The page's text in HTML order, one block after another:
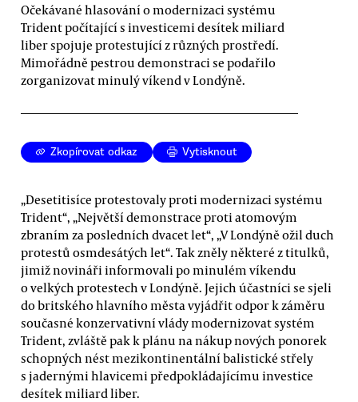
Očekávané hlasování o modernizaci systému
Trident počítající s investicemi desítek miliard
liber spojuje protestující z různých prostředí.
Mimořádně pestrou demonstraci se podařilo
zorganizovat minulý víkend v Londýně.
Zkopírovat odkaz Vytisknout
„Desetitisíce protestovaly proti modernizaci systému
Trident“, „Největší demonstrace proti atomovým
zbraním za posledních dvacet let“, „V Londýně ožil duch
protestů osmdesátých let“. Tak zněly některé z titulků,
jimiž novináři informovali po minulém víkendu
o velkých protestech v Londýně. Jejich účastníci se sjeli
do britského hlavního města vyjádřit odpor k záměru
současné konzervativní vlády modernizovat systém
Trident, zvláště pak k plánu na nákup nových ponorek
schopných nést mezikontinentální balistické střely
s jadernými hlavicemi předpokládajícímu investice
desítek miliard liber.